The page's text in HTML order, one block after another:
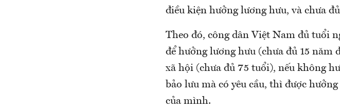
điều kiện hưởng lương hưu, và chưa
Theo đó, công dân Việt Nam đủ tuổi
để hưởng lương hưu (chưa đủ 15
xã hội (chưa đủ 75 tuổi), nếu không
bảo lưu mà có yêu cầu, thì được
của mình.